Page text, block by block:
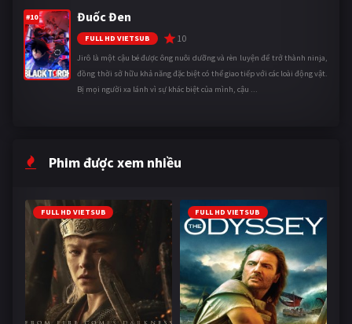
#10 Đuốc Đen
FULL HD VIETSUB 10
Jirô là một cậu bé được ông nuôi dưỡng và rèn luyện để trở thành ninja,
đồng thời sở hữu khả năng đặc biệt có thể giao tiếp với các loài động vật.
Bị mọi người xa lánh vì sự khác biệt của mình, cậu ...
Phim được xem nhiều
FULL HD VIETSUB FULL HD VIETSUB